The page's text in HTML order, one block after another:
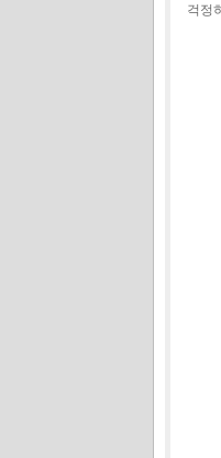
걱정